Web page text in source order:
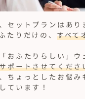
セットプランはあり
たりだけの、 すべて
おふたりらしい」ウ
ポートさせてくださ
ちょっとしたお悩み
ています！